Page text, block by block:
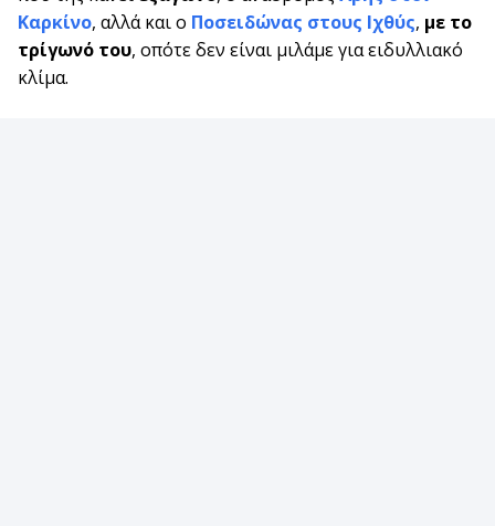
Καρκίνο, αλλά και ο Ποσειδώνας στους Ιχθύς, με το
τρίγωνό του, οπότε δεν είναι μιλάμε για ειδυλλιακό
κλίμα.